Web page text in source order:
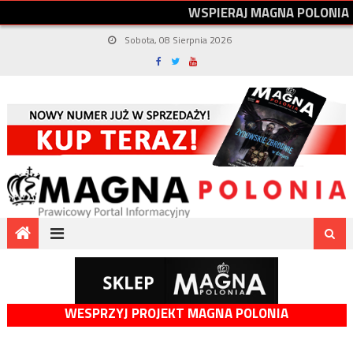
WSPIERAJMAGNAPOLONIA
Sobota, 08 Sierpnia 2026
WESPRZYJ PROJEKT MAGNA POLONIA